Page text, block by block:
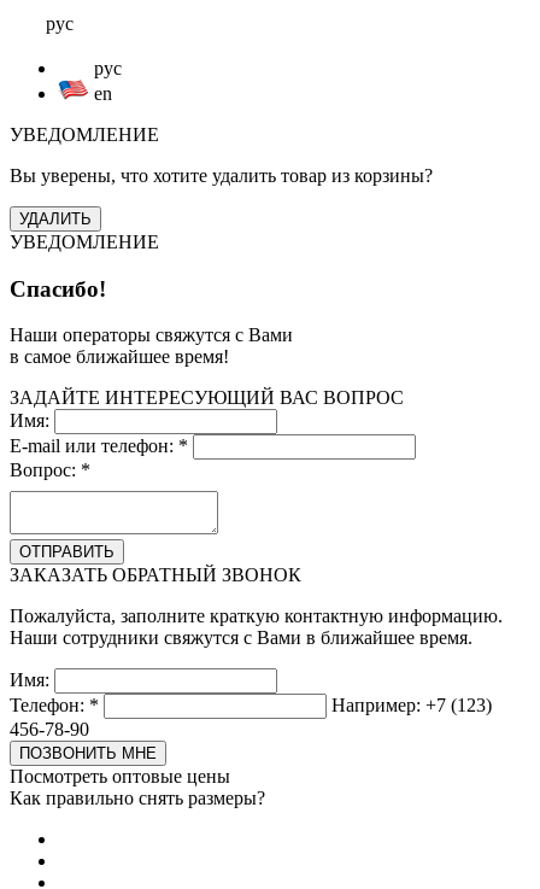
рус
рус
en
УВЕДОМЛЕНИЕ
Вы уверены, что хотите удалить товар из корзины?
УВЕДОМЛЕНИЕ
Спасибо!
Наши операторы свяжутся с Вами
в самое ближайшее время!
ЗАДАЙТЕ ИНТЕРЕСУЮЩИЙ ВАС ВОПРОС
Имя:
E-mail или телефон: *
Вопрос: *
ЗАКАЗАТЬ ОБРАТНЫЙ ЗВОНОК
Пожалуйста, заполните краткую контактную информацию.
Наши сотрудники свяжутся с Вами в ближайшее время.
Имя:
Телефон: *
Например: +7 (123)
456-78-90
Посмотреть оптовые цены
Как правильно снять размеры?